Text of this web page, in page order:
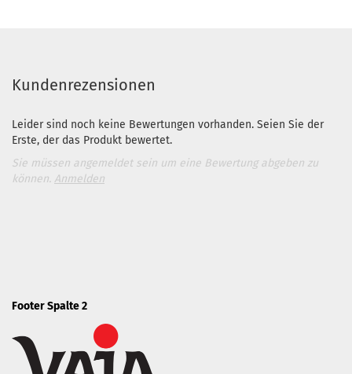
Kundenrezensionen
Leider sind noch keine Bewertungen vorhanden. Seien Sie der
Erste, der das Produkt bewertet.
Sie müssen angemeldet sein um eine Bewertung abgeben zu
können. Anmelden
Footer Spalte 2